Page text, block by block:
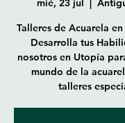
mié, 23 jul
  |
Talleres de Acuarela
Desarrolla tus
nosotros en Utopía
mundo de la
talleres